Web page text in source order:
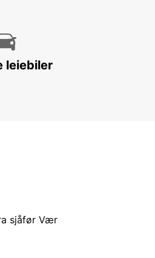
leiebiler
sjåfør Vær